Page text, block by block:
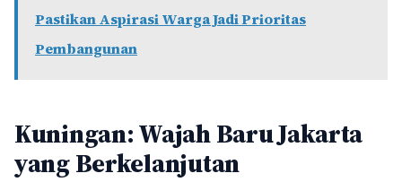
Pastikan Aspirasi Warga Jadi Prioritas
Pembangunan
Kuningan: Wajah Baru Jakarta
yang Berkelanjutan